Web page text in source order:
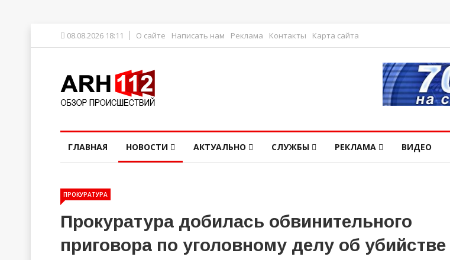
08.08.2026 18:11 О сайте Написать нам Реклама Контакты Карта сайта
ГЛАВНАЯ НОВОСТИ АКТУАЛЬНО СЛУЖБЫ РЕКЛАМА ВИДЕО
ПРОКУРАТУРА
Прокуратура добилась обвинительного
приговора по уголовному делу об убийстве